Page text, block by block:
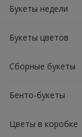
Букеты недели
Букеты цветов
Сборные букеты
Бенто-букеты
Цветы в коробке